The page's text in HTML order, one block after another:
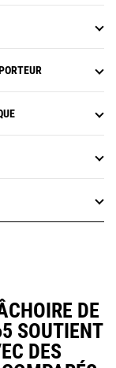
DE
SOUTIENT
DES